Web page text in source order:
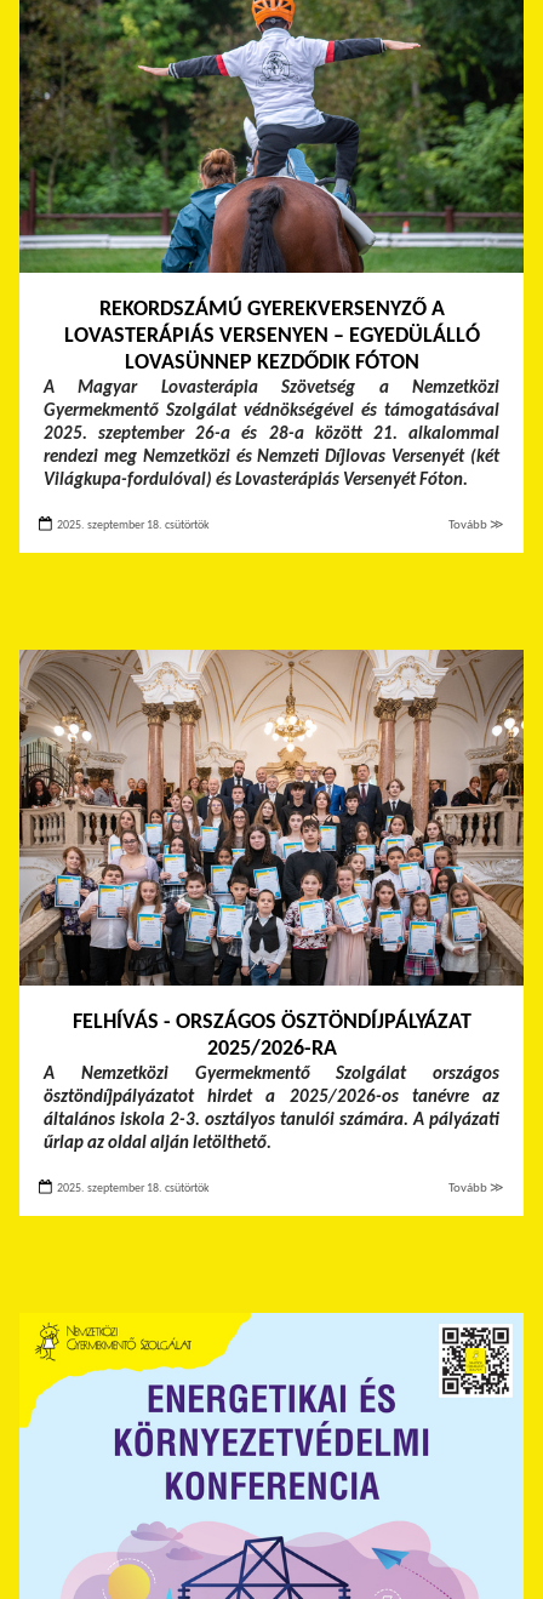
REKORDSZÁMÚ GYEREKVERSENYZŐ A
LOVASTERÁPIÁS VERSENYEN – EGYEDÜLÁLLÓ
LOVASÜNNEP KEZDŐDIK FÓTON
A Magyar Lovasterápia Szövetség a Nemzetközi
Gyermekmentő Szolgálat védnökségével és támogatásával
2025. szeptember 26-a és 28-a között 21. alkalommal
rendezi meg Nemzetközi és Nemzeti Díjlovas Versenyét (két
Világkupa-fordulóval) és Lovasterápiás Versenyét Fóton.
2025. szeptember 18. csütörtök Tovább ≫
FELHÍVÁS - ORSZÁGOS ÖSZTÖNDÍJPÁLYÁZAT
2025/2026-RA
A Nemzetközi Gyermekmentő Szolgálat országos
ösztöndíjpályázatot hirdet a 2025/2026-os tanévre az
általános iskola 2-3. osztályos tanulói számára. A pályázati
űrlap az oldal alján letölthető.
2025. szeptember 18. csütörtök Tovább ≫